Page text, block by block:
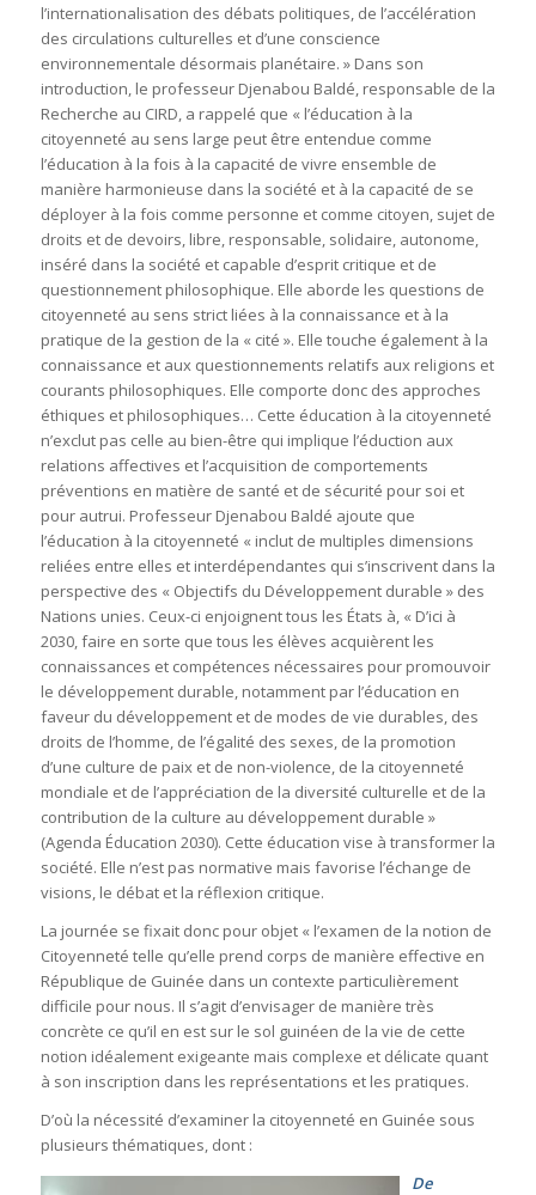
l’internationalisation des débats politiques, de l’accélération
des circulations culturelles et d’une conscience
environnementale désormais planétaire. » Dans son
introduction, le professeur Djenabou Baldé, responsable de la
Recherche au CIRD, a rappelé que « l’éducation à la
citoyenneté au sens large peut être entendue comme
l’éducation à la fois à la capacité de vivre ensemble de
manière harmonieuse dans la société et à la capacité de se
déployer à la fois comme personne et comme citoyen, sujet de
droits et de devoirs, libre, responsable, solidaire, autonome,
inséré dans la société et capable d’esprit critique et de
questionnement philosophique. Elle aborde les questions de
citoyenneté au sens strict liées à la connaissance et à la
pratique de la gestion de la « cité ». Elle touche également à la
connaissance et aux questionnements relatifs aux religions et
courants philosophiques. Elle comporte donc des approches
éthiques et philosophiques… Cette éducation à la citoyenneté
n’exclut pas celle au bien-être qui implique l’éduction aux
relations affectives et l’acquisition de comportements
préventions en matière de santé et de sécurité pour soi et
pour autrui. Professeur Djenabou Baldé ajoute que
l’éducation à la citoyenneté « inclut de multiples dimensions
reliées entre elles et interdépendantes qui s’inscrivent dans la
perspective des « Objectifs du Développement durable » des
Nations unies. Ceux-ci enjoignent tous les États à, « D’ici à
2030, faire en sorte que tous les élèves acquièrent les
connaissances et compétences nécessaires pour promouvoir
le développement durable, notamment par l’éducation en
faveur du développement et de modes de vie durables, des
droits de l’homme, de l’égalité des sexes, de la promotion
d’une culture de paix et de non-violence, de la citoyenneté
mondiale et de l’appréciation de la diversité culturelle et de la
contribution de la culture au développement durable »
(Agenda Éducation 2030). Cette éducation vise à transformer la
société. Elle n’est pas normative mais favorise l’échange de
visions, le débat et la réflexion critique.
La journée se fixait donc pour objet « l’examen de la notion de
Citoyenneté telle qu’elle prend corps de manière effective en
République de Guinée dans un contexte particulièrement
difficile pour nous. Il s’agit d’envisager de manière très
concrète ce qu’il en est sur le sol guinéen de la vie de cette
notion idéalement exigeante mais complexe et délicate quant
à son inscription dans les représentations et les pratiques.
D’où la nécessité d’examiner la citoyenneté en Guinée sous
plusieurs thématiques, dont :
De